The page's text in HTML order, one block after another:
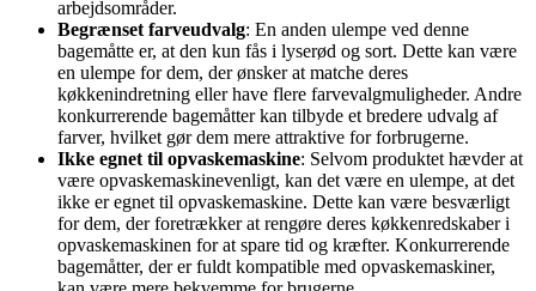
arbejdsområder.
Begrænset farveudvalg: En anden ulempe ved denne
bagemåtte er, at den kun fås i lyserød og sort. Dette kan være
en ulempe for dem, der ønsker at matche deres
køkkenindretning eller have flere farvevalgmuligheder. Andre
konkurrerende bagemåtter kan tilbyde et bredere udvalg af
farver, hvilket gør dem mere attraktive for forbrugerne.
Ikke egnet til opvaskemaskine: Selvom produktet hævder at
være opvaskemaskinevenligt, kan det være en ulempe, at det
ikke er egnet til opvaskemaskine. Dette kan være besværligt
for dem, der foretrækker at rengøre deres køkkenredskaber i
opvaskemaskinen for at spare tid og kræfter. Konkurrerende
bagemåtter, der er fuldt kompatible med opvaskemaskiner,